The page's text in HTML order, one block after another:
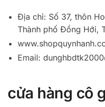
Địa chỉ: Số 37, thôn
Thành phố Đồng Hới,
Email:
cửa hàng cô